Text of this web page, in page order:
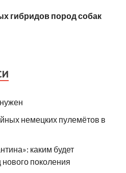
гибридов пород собак
немецких пулемётов в
каким будет
поколения